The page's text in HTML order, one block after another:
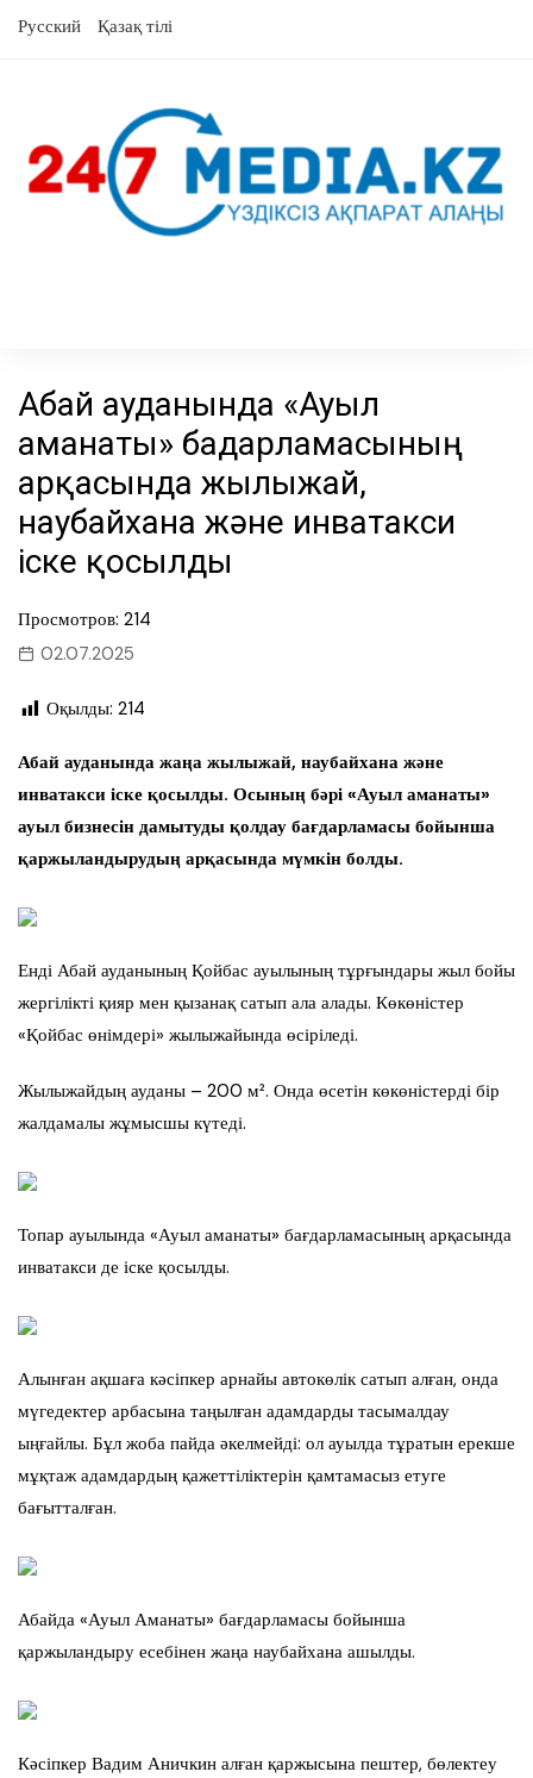
Русский Қазақ тілі
Абай ауданында «Ауыл
аманаты» бағдарламасының
арқасында жылыжай,
наубайхана және инватакси
іске қосылды
Просмотров: 214
02.07.2025
Оқылды: 214
Абай ауданында жаңа жылыжай, наубайхана және
инватакси іске қосылды. Осының бәрі «Ауыл аманаты»
ауыл бизнесін дамытуды қолдау бағдарламасы бойынша
қаржыландырудың арқасында мүмкін болды.
Енді Абай ауданының Қойбас ауылының тұрғындары жыл бойы
жергілікті қияр мен қызанақ сатып ала алады. Көкөністер
«Қойбас өнімдері» жылыжайында өсіріледі.
Жылыжайдың ауданы – 200 м². Онда өсетін көкөністерді бір
жалдамалы жұмысшы күтеді.
Топар ауылында «Ауыл аманаты» бағдарламасының арқасында
инватакси де іске қосылды.
Алынған ақшаға кәсіпкер арнайы автокөлік сатып алған, онда
мүгедектер арбасына таңылған адамдарды тасымалдау
ыңғайлы. Бұл жоба пайда әкелмейді: ол ауылда тұратын ерекше
мұқтаж адамдардың қажеттіліктерін қамтамасыз етуге
бағытталған.
Абайда «Ауыл Аманаты» бағдарламасы бойынша
қаржыландыру есебінен жаңа наубайхана ашылды.
Кәсіпкер Вадим Аничкин алған қаржысына пештер, бөлектеу